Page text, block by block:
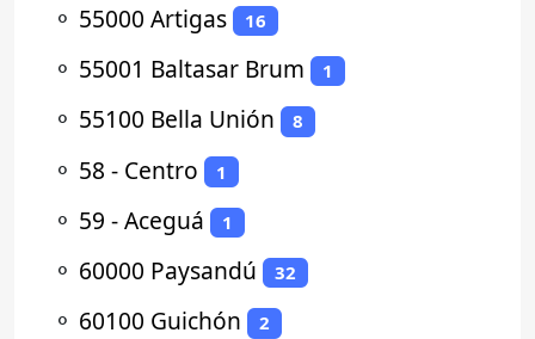
⚬ 55000 Artigas 16
⚬ 55001 Baltasar Brum 1
⚬ 55100 Bella Unión 8
⚬ 58 - Centro 1
⚬ 59 - Aceguá 1
⚬ 60000 Paysandú 32
⚬ 60100 Guichón 2